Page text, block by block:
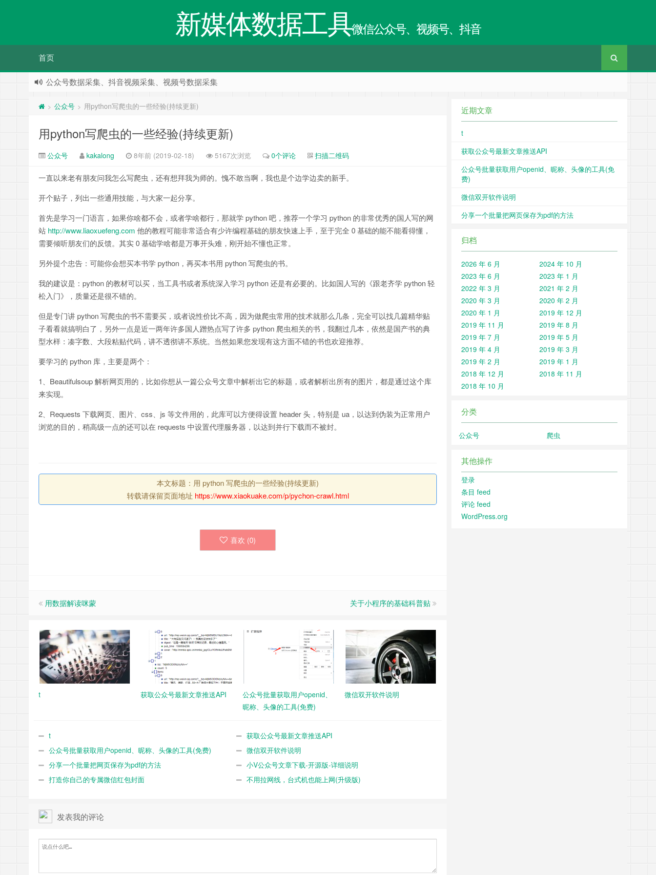
新媒体数据工具微信公众号、视频号、抖音
首页
公众号数据采集、抖音视频采集、视频号数据采集
> 公众号 > 用python写爬虫的一些经验(持续更新)
用python写爬虫的一些经验(持续更新)
公众号 kakalong 8年前 (2019-02-18) 5167次浏览 0个评论 扫描二维码
一直以来老有朋友问我怎么写爬虫，还有想拜我为师的。愧不敢当啊，我也是个边学边卖的新手。
开个贴子，列出一些通用技能，与大家一起分享。
首先是学习一门语言，如果你啥都不会，或者学啥都行，那就学 python 吧，推荐一个学习 python 的非常优秀的国人写的网
站 http://www.liaoxuefeng.com 他的教程可能非常适合有少许编程基础的朋友快速上手，至于完全 0 基础的能不能看得懂，
需要倾听朋友们的反馈。其实 0 基础学啥都是万事开头难，刚开始不懂也正常。
另外提个忠告：可能你会想买本书学 python，再买本书用 python 写爬虫的书。
我的建议是：python 的教材可以买，当工具书或者系统深入学习 python 还是有必要的。比如国人写的《跟老齐学 python 轻
松入门》，质量还是很不错的。
但是专门讲 python 写爬虫的书不需要买，或者说性价比不高，因为做爬虫常用的技术就那么几条，完全可以找几篇精华贴
子看看就搞明白了，另外一点是近一两年许多国人蹭热点写了许多 python 爬虫相关的书，我翻过几本，依然是国产书的典
型水样：凑字数、大段粘贴代码，讲不透彻讲不系统。当然如果您发现有这方面不错的书也欢迎推荐。
要学习的 python 库，主要是两个：
1、Beautifulsoup 解析网页用的，比如你想从一篇公众号文章中解析出它的标题，或者解析出所有的图片，都是通过这个库
来实现。
2、Requests 下载网页、图片、css、js 等文件用的，此库可以方便得设置 header 头，特别是 ua，以达到伪装为正常用户
浏览的目的，稍高级一点的还可以在 requests 中设置代理服务器，以达到并行下载而不被封。
本文标题：用 python 写爬虫的一些经验(持续更新)
转载请保留页面地址 https://www.xiaokuake.com/p/pychon-crawl.html
喜欢 (0)
用数据解读咪蒙 关于小程序的基础科普贴
t 获取公众号最新文章推送API
公众号批量获取用户openid、
昵称、头像的工具(免费)
微信双开软件说明
t
获取公众号最新文章推送API
公众号批量获取用户openid、昵称、头像的工具(免费)
微信双开软件说明
分享一个批量把网页保存为pdf的方法
小V公众号文章下载-开源版-详细说明
打造你自己的专属微信红包封面
不用拉网线，台式机也能上网(升级版)
发表我的评论
近期文章
t
获取公众号最新文章推送API
公众号批量获取用户openid、昵称、头像的工具(免
费)
微信双开软件说明
分享一个批量把网页保存为pdf的方法
归档
2026 年 6 月
2024 年 10 月
2023 年 6 月
2023 年 1 月
2022 年 3 月
2021 年 2 月
2020 年 3 月
2020 年 2 月
2020 年 1 月
2019 年 12 月
2019 年 11 月
2019 年 8 月
2019 年 7 月
2019 年 5 月
2019 年 4 月
2019 年 3 月
2019 年 2 月
2019 年 1 月
2018 年 12 月
2018 年 11 月
2018 年 10 月
分类
公众号 爬虫
其他操作
登录
条目 feed
评论 feed
WordPress.org